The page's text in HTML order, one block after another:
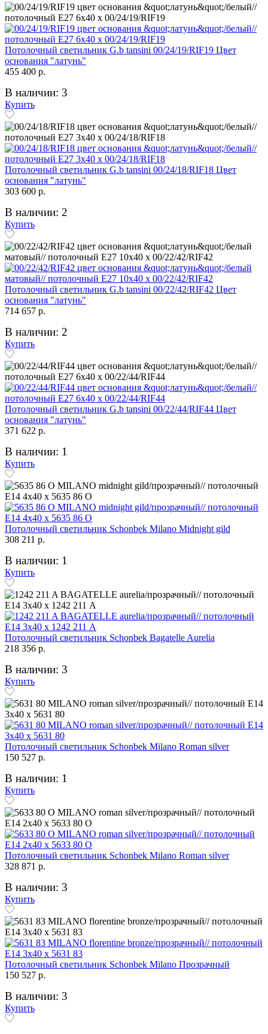
Потолочный светильник G.b tansini 00/24/19/RIF19 Цвет
основания "латунь"
455 400 р.
В наличии: 3
Купить
Потолочный светильник G.b tansini 00/24/18/RIF18 Цвет
основания "латунь"
303 600 р.
В наличии: 2
Купить
Потолочный светильник G.b tansini 00/22/42/RIF42 Цвет
основания "латунь"
714 657 р.
В наличии: 2
Купить
Потолочный светильник G.b tansini 00/22/44/RIF44 Цвет
основания "латунь"
371 622 р.
В наличии: 1
Купить
Потолочный светильник Schonbek Milano Midnight gild
308 211 р.
В наличии: 1
Купить
Потолочный светильник Schonbek Bagatelle Aurelia
218 356 р.
В наличии: 3
Купить
Потолочный светильник Schonbek Milano Roman silver
150 527 р.
В наличии: 1
Купить
Потолочный светильник Schonbek Milano Roman silver
328 871 р.
В наличии: 3
Купить
Потолочный светильник Schonbek Milano Прозрачный
150 527 р.
В наличии: 3
Купить